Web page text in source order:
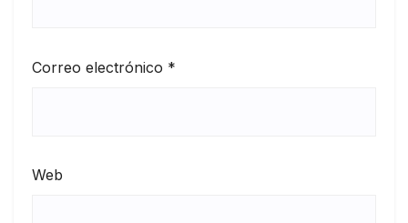
Correo electrónico *
Web